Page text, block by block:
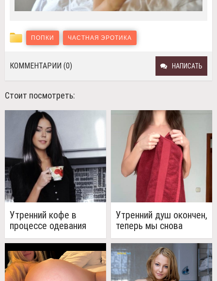
ПОПКИ ЧАСТНАЯ ЭРОТИКА
КОММЕНТАРИИ (0) НАПИСАТЬ
Стоит посмотреть:
Утренний кофе в
процессе одевания
Утренний душ окончен,
теперь мы снова
можем потеть в
постели